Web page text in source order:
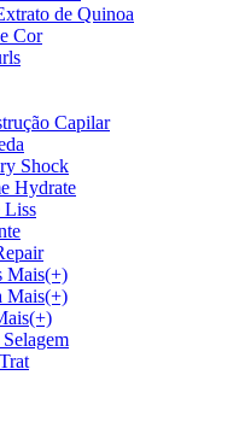
de Quinoa
Cor
Capilar
Shock
Hydrate
Liss
Mais(+)
Mais(+)